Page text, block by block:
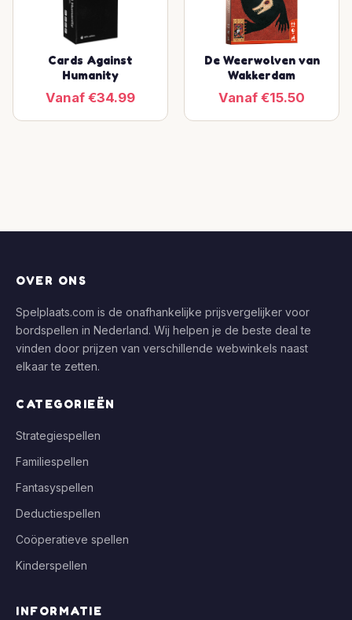
Cards Against
Humanity
Vanaf €34.99
De Weerwolven van
Wakkerdam
Vanaf €15.50
OVER ONS
Spelplaats.com is de onafhankelijke prijsvergelijker voor
bordspellen in Nederland. Wij helpen je de beste deal te
vinden door prijzen van verschillende webwinkels naast
elkaar te zetten.
CATEGORIEËN
Strategiespellen
Familiespellen
Fantasyspellen
Deductiespellen
Coöperatieve spellen
Kinderspellen
INFORMATIE